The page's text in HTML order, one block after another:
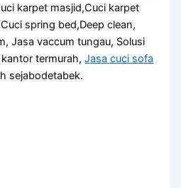
karpet masjid,Cuci karpet
spring bed,Deep clean,
Jasa vaccum tungau, Solusi
kantor termurah,Jasa cuci sofa
sejabodetabek.